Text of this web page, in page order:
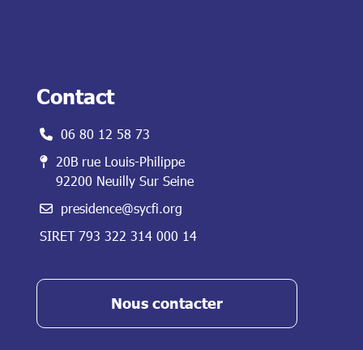
-
a
Contact
06 80 12 58 73
20B rue Louis-Philippe
92200 Neuilly Sur Seine
presidence@sycfi.org
SIRET 793 322 314 000 14
Nous contacter